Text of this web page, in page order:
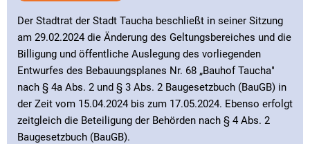
Der Stadtrat der Stadt Taucha beschließt in seiner Sitzung
am 29.02.2024 die Änderung des Geltungsbereiches und die
Billigung und öffentliche Auslegung des vorliegenden
Entwurfes des Bebauungsplanes Nr. 68 „Bauhof Taucha"
nach § 4a Abs. 2 und § 3 Abs. 2 Baugesetzbuch (BauGB) in
der Zeit vom 15.04.2024 bis zum 17.05.2024. Ebenso erfolgt
zeitgleich die Beteiligung der Behörden nach § 4 Abs. 2
Baugesetzbuch (BauGB).